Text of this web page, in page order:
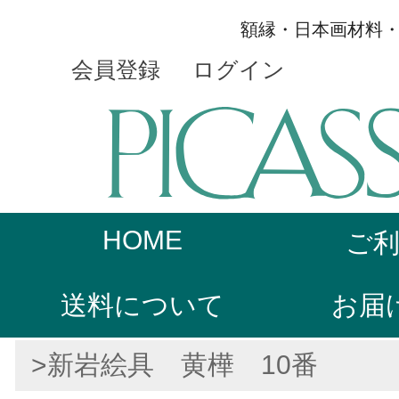
額縁・日本画材料
会員登録 ログイン
HOME ご
送料について お届
>新岩絵具 黄樺 10番